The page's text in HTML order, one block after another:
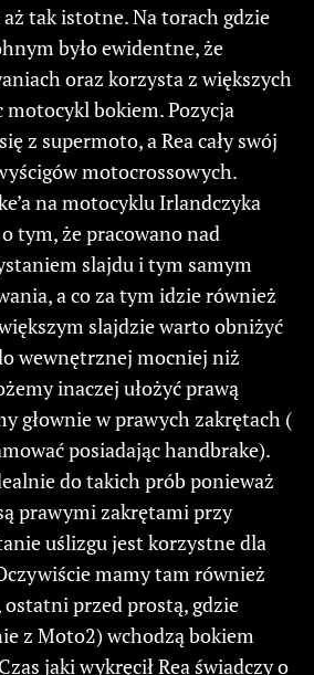
tak istotne. Na torach gdzie
było ewidentne, że
oraz korzysta z większych
motocykl bokiem. Pozycja
z supermoto, a Rea cały swój
motocrossowych.
na motocyklu Irlandczyka
tym, że pracowano nad
slajdu i tym samym
a co za tym idzie również
slajdzie warto obniżyć
wewnętrznej mocniej niż
inaczej ułożyć prawą
głownie w prawych zakrętach (
posiadając handbrake).
do takich prób ponieważ
prawymi zakrętami przy
uślizgu jest korzystne dla
mamy tam również
przed prostą, gdzie
z Moto2) wchodzą bokiem
jaki wykręcił Rea świadczy o